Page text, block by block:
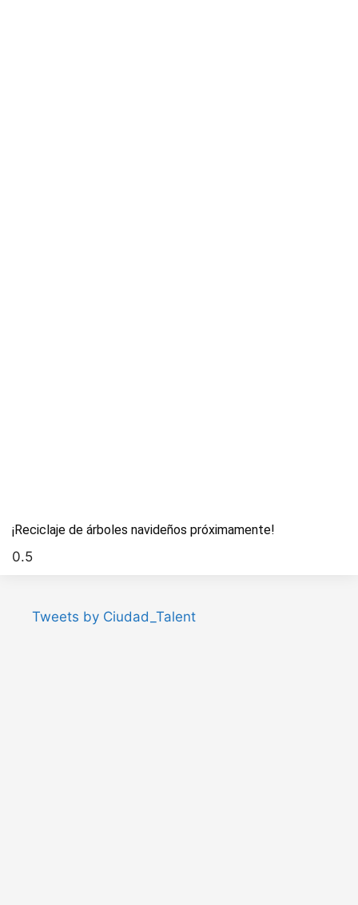
¡Reciclaje de árboles navideños próximamente!
Tweets by Ciudad_Talent